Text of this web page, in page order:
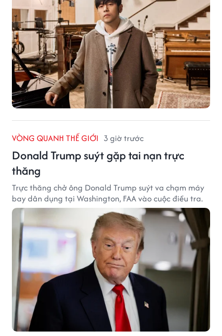
VÒNG QUANH THẾ GIỚI 3 giờ trước
Donald Trump suýt gặp tai nạn trực
thăng
Trực thăng chở ông Donald Trump suýt va chạm máy
bay dân dụng tại Washington, FAA vào cuộc điều tra.